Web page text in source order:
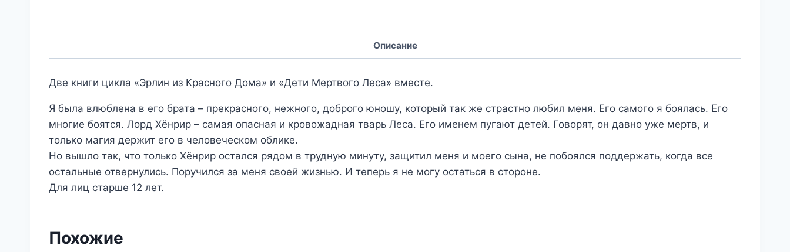
Описание
Две книги цикла «Эрлин из Красного Дома» и «Дети Мертвого Леса» вместе.
Я была влюблена в его брата – прекрасного, нежного, доброго юношу, который так же страстно любил меня. Его самого я боялась. Его
многие боятся. Лорд Хёнрир – самая опасная и кровожадная тварь Леса. Его именем пугают детей. Говорят, он давно уже мертв, и
только магия держит его в человеческом облике.
Но вышло так, что только Хёнрир остался рядом в трудную минуту, защитил меня и моего сына, не побоялся поддержать, когда все
остальные отвернулись. Поручился за меня своей жизнью. И теперь я не могу остаться в стороне.
Для лиц старше 12 лет.
Похожие